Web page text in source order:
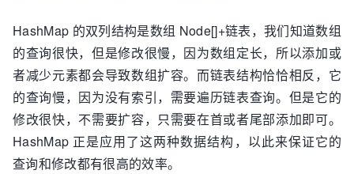
HashMap 的双列结构是数组 Node[]+链表，我们知道数组
的查询很快，但是修改很慢，因为数组定长，所以添加或
者减少元素都会导致数组扩容。而链表结构恰恰相反，它
的查询慢，因为没有索引，需要遍历链表查询。但是它的
修改很快，不需要扩容，只需要在首或者尾部添加即可。
HashMap 正是应用了这两种数据结构，以此来保证它的
查询和修改都有很高的效率。